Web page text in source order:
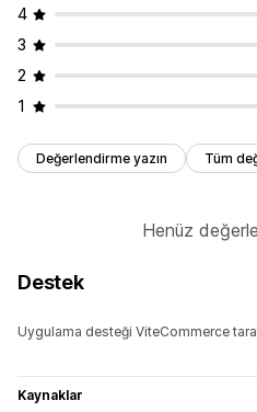
4
3
2
1
Değerlendirme yazın Tüm
Henüz
Destek
Uygulama desteği ViteCommerce
Kaynaklar